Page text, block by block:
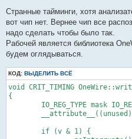
Странные тайминги, хотя
вот чип нет. Вернее чип все
надо сделать чтобы было так.
Рабочей является библиотека
будем оглядываться.
КОД: ВЫДЕЛИТЬ ВСЁ
void CRIT_TIMING
{